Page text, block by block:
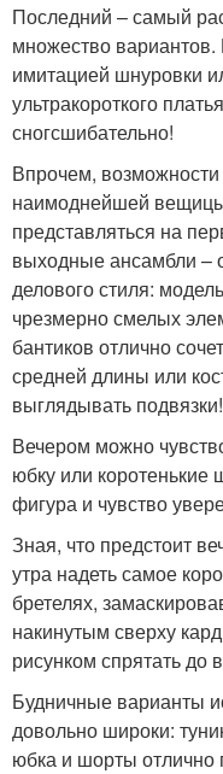
Последний – самый
множество
имитацией шнуровки
ультракороткого
сногсшибательно!
Впрочем, возможности
наимоднейшей
представляться на
выходные ансамбли –
делового стиля:
чрезмерно смелых
бантиков отлично
средней длины или
выглядывать
Вечером можно
юбку или коротенькие
фигура и чувство
Зная, что предстоит
утра надеть самое
бретелях,
накинутым сверху
рисунком спрятать до
Будничные варианты
довольно широки:
юбка и шорты отлично